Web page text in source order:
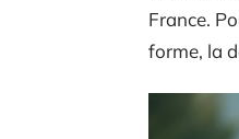
France.
forme, la